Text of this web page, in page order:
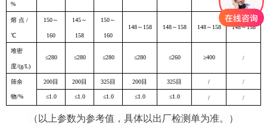
%
熔 点 /
℃
150～
160
145～
158
150～
160
148～158 148～158 148～158 148～158
堆密
度/(g/L)
≤280 ≤280 ≤280 ≤280 ≤260 ≥400 /
筛余
物/%
200目 200目 325目 200目 325目 / /
≤1.0 ≤1.0 ≤1.0 ≤1.0 ≤1.0 / /
（以上参数为参考值，具体以出厂检测单为准。）